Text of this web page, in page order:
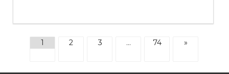
1 2 3 … 74 »